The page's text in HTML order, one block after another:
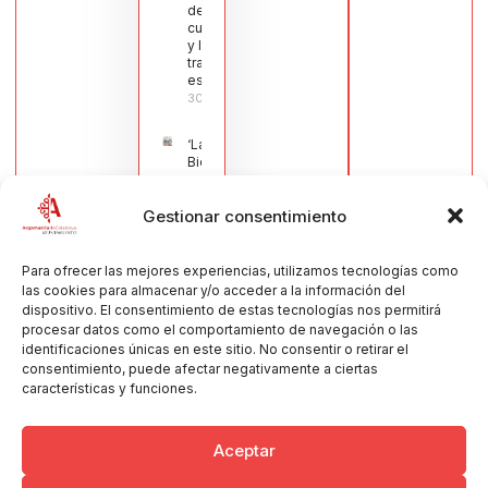
Gestionar consentimiento
Para ofrecer las mejores experiencias, utilizamos tecnologías como
las cookies para almacenar y/o acceder a la información del
dispositivo. El consentimiento de estas tecnologías nos permitirá
procesar datos como el comportamiento de navegación o las
identificaciones únicas en este sitio. No consentir o retirar el
consentimiento, puede afectar negativamente a ciertas
características y funciones.
Aceptar
de la
cuchillería
y la navaja
tradicional
española
30/07/2026
‘La
Bienvenida’,
estampa de
de la Virgen
Muñoz
Muñoz,
anuncia las
Fiestas
Patronales
2026
30/07/2026